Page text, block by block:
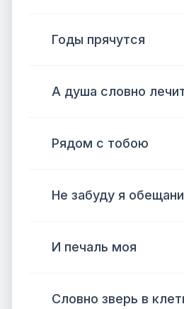
Годы прячутся
А душа словно
Рядом с тобою
Не забуду я
И печаль моя
Словно зверь в